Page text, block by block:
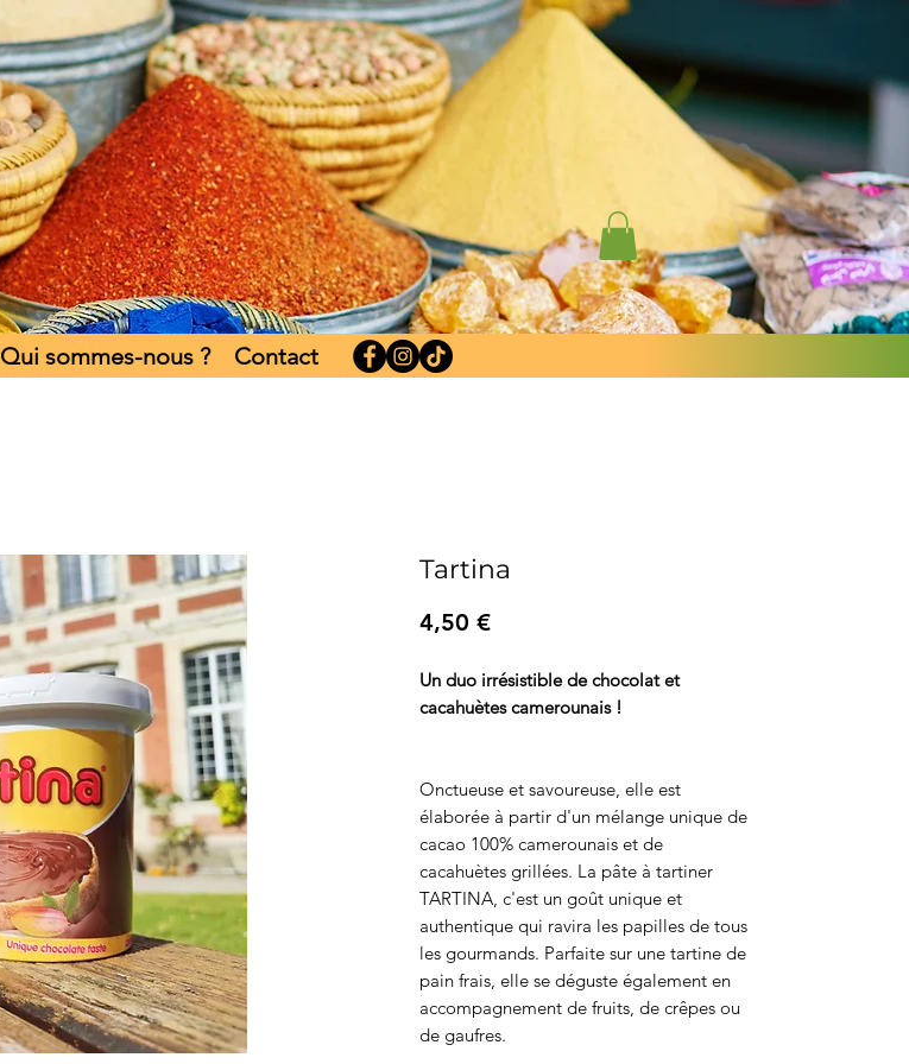
Qui sommes-nous ? Contact
Tartina
4,50 €Prix
Un duo irrésistible de chocolat et
cacahuètes camerounais !
Onctueuse et savoureuse, elle est
élaborée à partir d'un mélange unique de
cacao 100% camerounais et de
cacahuètes grillées. La pâte à tartiner
TARTINA, c'est un goût unique et
authentique qui ravira les papilles de tous
les gourmands. Parfaite sur une tartine de
pain frais, elle se déguste également en
accompagnement de fruits, de crêpes ou
de gaufres.